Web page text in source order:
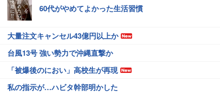
60代がやめてよかった生活習慣
大量注文キャンセル43億円以上か
台風13号 強い勢力で沖縄直撃か
「被爆後のにおい」高校生が再現
私の指示が…ハビタ幹部明かした